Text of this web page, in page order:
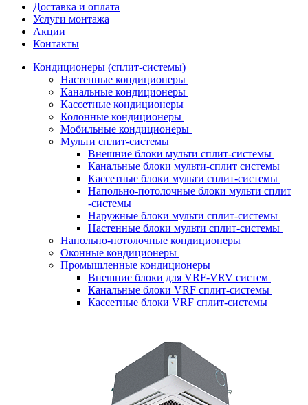
Доставка и оплата
Услуги монтажа
Акции
Контакты
Кондиционеры (сплит-системы)
Настенные кондиционеры
Канальные кондиционеры
Кассетные кондиционеры
Колонные кондиционеры
Мобильные кондиционеры
Мульти сплит-системы
Внешние блоки мульти сплит-системы
Канальные блоки мульти-сплит системы
Кассетные блоки мульти сплит-системы
Напольно-потолочные блоки мульти сплит
-системы
Наружные блоки мульти сплит-системы
Настенные блоки мульти сплит-системы
Напольно-потолочные кондиционеры
Оконные кондиционеры
Промышленные кондиционеры
Внешние блоки для VRF-VRV систем
Канальные блоки VRF сплит-системы
Кассетные блоки VRF сплит-системы